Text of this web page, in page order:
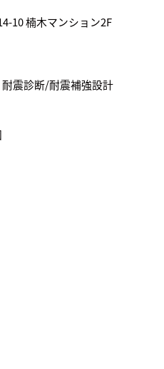
10 楠木マンション2F
震診断/耐震補強設計